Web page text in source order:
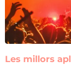
Les millors